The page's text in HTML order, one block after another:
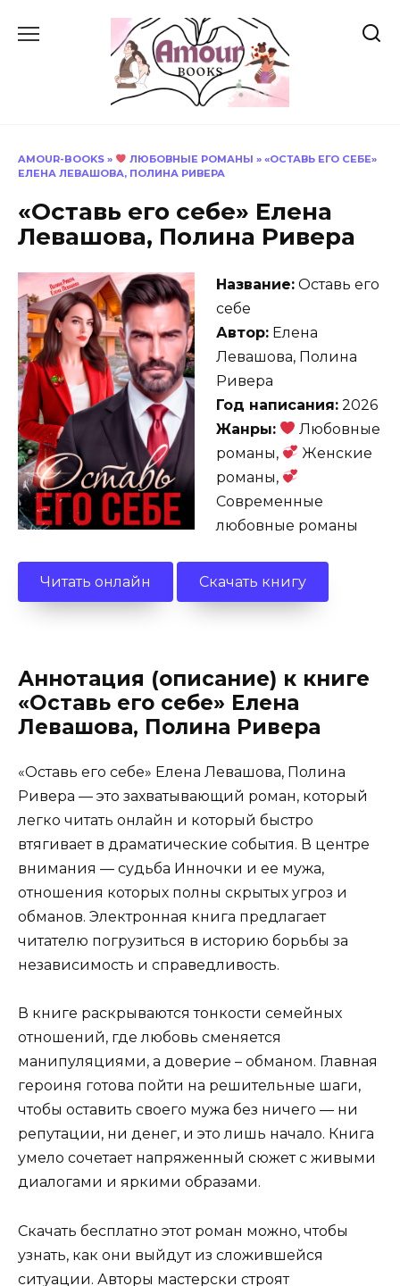
AMOUR-BOOKS » ЛЮБОВНЫЕ РОМАНЫ » «ОСТАВЬ ЕГО СЕБЕ»
ЕЛЕНА ЛЕВАШОВА, ПОЛИНА РИВЕРА
«Оставь его себе» Елена
Левашова, Полина Ривера
Название: Оставь его
себе
Автор: Елена
Левашова, Полина
Ривера
Год написания: 2026
Жанры:
Любовные
романы,
Женские
романы,
Современные
любовные романы
Читать онлайн Скачать книгу
Аннотация (описание) к книге
«Оставь его себе» Елена
Левашова, Полина Ривера
«Оставь его себе» Елена Левашова, Полина
Ривера — это захватывающий роман, который
легко читать онлайн и который быстро
втягивает в драматические события. В центре
внимания — судьба Инночки и ее мужа,
отношения которых полны скрытых угроз и
обманов. Электронная книга предлагает
читателю погрузиться в историю борьбы за
независимость и справедливость.
В книге раскрываются тонкости семейных
отношений, где любовь сменяется
манипуляциями, а доверие – обманом. Главная
героиня готова пойти на решительные шаги,
чтобы оставить своего мужа без ничего — ни
репутации, ни денег, и это лишь начало. Книга
умело сочетает напряженный сюжет с живыми
диалогами и яркими образами.
Скачать бесплатно этот роман можно, чтобы
узнать, как они выйдут из сложившейся
ситуации. Авторы мастерски строят